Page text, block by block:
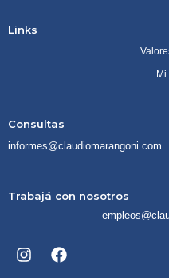
Links
Consultas
informes@claudiomarangoni.com
Trabajá con nosotros